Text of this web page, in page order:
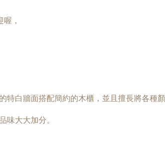
，
白牆面搭配簡約的木櫃，並且擅長將各種
味大大加分。